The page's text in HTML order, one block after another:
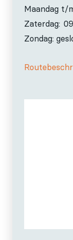
Maandag t/
Zaterdag:
Zondag: